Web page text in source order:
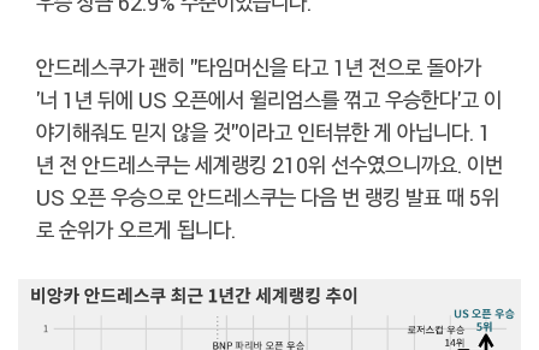
안드레스쿠가 괜히 "타임머신을 타고 1년 전으로 돌아가
'너 1년 뒤에 US 오픈에서 윌리엄스를 꺾고 우승한다'고 이
야기해줘도 믿지 않을 것"이라고 인터뷰한 게 아닙니다. 1
년 전 안드레스쿠는 세계랭킹 210위 선수였으니까요. 이번
US 오픈 우승으로 안드레스쿠는 다음 번 랭킹 발표 때 5위
로 순위가 오르게 됩니다.